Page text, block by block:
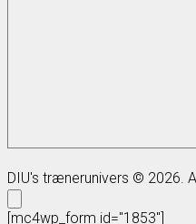
DIU's trænerunivers © 2026.
[mc4wp_form id="1853"]